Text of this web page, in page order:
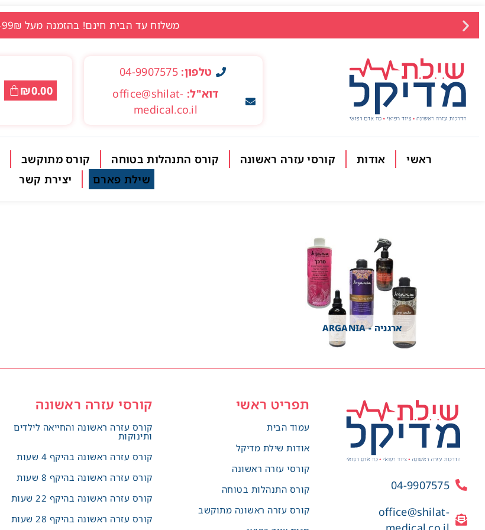
משלוח עד הבית חינם! בהזמנה מעל 499₪
טלפון: 04-9907575
דוא"ל: office@shilat-
medical.co.il
₪0.00
ראשי אודות קורסי עזרה ראשונה קורס התנהלות בטוחה קורס מתוקשב
שילת פארם
יצירת קשר
ארגניה - ARGANIA
04-9907575
office@shilat-
תפריט ראשי
עמוד הבית
אודות שילת מדיקל
קורסי עזרה ראשונה
קורס התנהלות בטוחה
קורס עזרה ראשונה מתוקשב
קורסי עזרה ראשונה
קורס עזרה ראשונה והחייאה לילדים
ותינוקות
קורס עזרה ראשונה בהיקף 4 שעות
קורס עזרה ראשונה בהיקף 8 שעות
קורס עזרה ראשונה בהיקף 22 שעות
קורס עזרה ראשונה בהיקף 28 שעות